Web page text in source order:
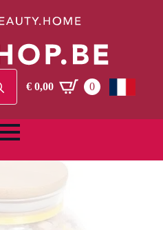
for:€0,00 0